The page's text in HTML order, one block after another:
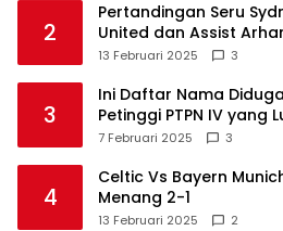
2
Pertandingan Seru
United dan Assist
13 Februari 2025 3
3
Ini Daftar Nama
Petinggi PTPN IV yang
7 Februari 2025 3
4
Celtic Vs Bayern
Menang 2-1
13 Februari 2025 2